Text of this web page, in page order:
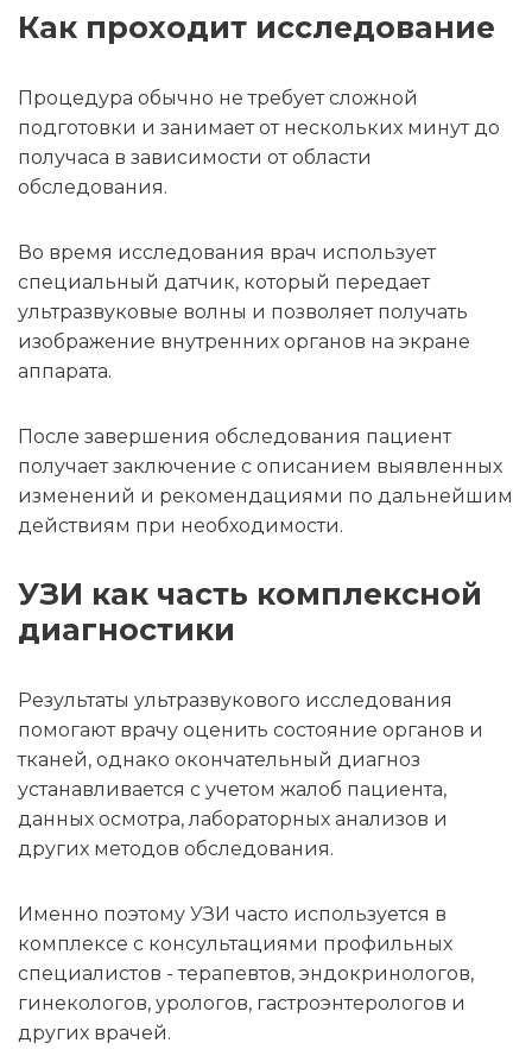
Как проходит исследование
Процедура обычно не требует сложной
подготовки и занимает от нескольких минут до
получаса в зависимости от области
обследования.
Во время исследования врач использует
специальный датчик, который передает
ультразвуковые волны и позволяет получать
изображение внутренних органов на экране
аппарата.
После завершения обследования пациент
получает заключение с описанием выявленных
изменений и рекомендациями по дальнейшим
действиям при необходимости.
УЗИ как часть комплексной
диагностики
Результаты ультразвукового исследования
помогают врачу оценить состояние органов и
тканей, однако окончательный диагноз
устанавливается с учетом жалоб пациента,
данных осмотра, лабораторных анализов и
других методов обследования.
Именно поэтому УЗИ часто используется в
комплексе с консультациями профильных
специалистов - терапевтов, эндокринологов,
гинекологов, урологов, гастроэнтерологов и
других врачей.